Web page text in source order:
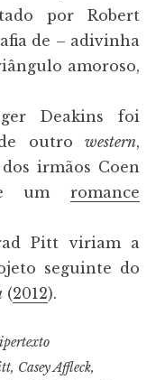
por Robert
de – adivinha
amoroso,
Deakins foi
outro western,
dos irmãos Coen
um romance
Pitt viriam a
seguinte do
(2012).
, Casey Affleck,